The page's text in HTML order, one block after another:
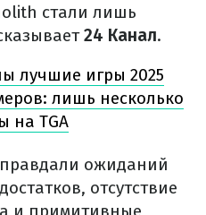
стали лишь
24 Канал.
лучшие игры 2025
лишь несколько
на TGA
ожиданий
отсутствие